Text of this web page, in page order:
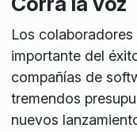
Los
importante del
compañías de
tremendos
nuevos